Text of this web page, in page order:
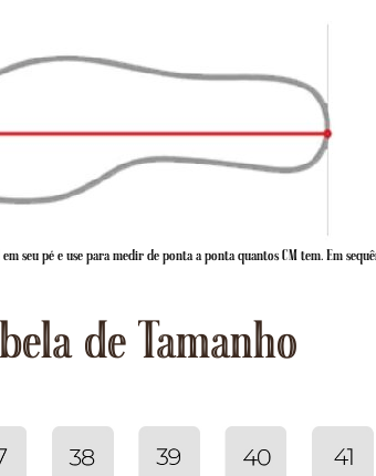
seu pé e use para medir de ponta a ponta quantos CM tem. Em
de Tamanho